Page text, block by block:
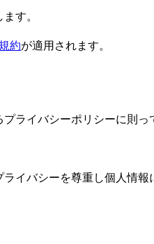
す。
約が適用されます。
ライバシーポリシーに則っ
イバシーを尊重し個人情